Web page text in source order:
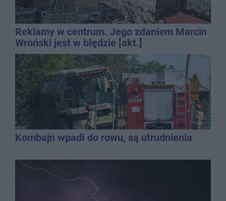
Reklamy w centrum. Jego zdaniem Marcin
Wroński jest w błędzie [akt.]
Kombajn wpadł do rowu, są utrudnienia